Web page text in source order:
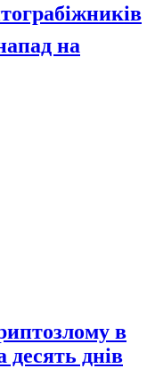
на
в
десять днів